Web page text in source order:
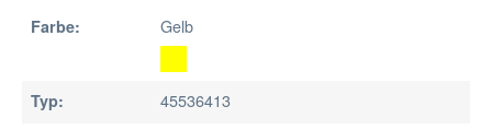
Farbe: Gelb
Typ: 45536413